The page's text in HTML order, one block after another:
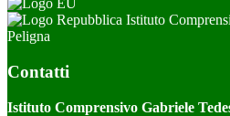
Istituto
Peligna
Contatti
Istituto Comprensivo Gabriele